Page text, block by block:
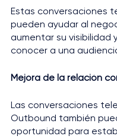
Estas conversaciones
pueden ayudar al
aumentar su visibilidad
conocer a una
Mejora de la relación
Las conversaciones
Outbound también
oportunidad para